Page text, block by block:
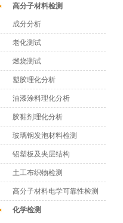
高分子材料检测
成分分析
老化测试
燃烧测试
塑胶理化分析
油漆涂料理化分析
胶黏剂理化分析
玻璃钢发泡材料检测
铝塑板及夹层结构
土工布织物检测
高分子材料电学可靠性检测
化学检测